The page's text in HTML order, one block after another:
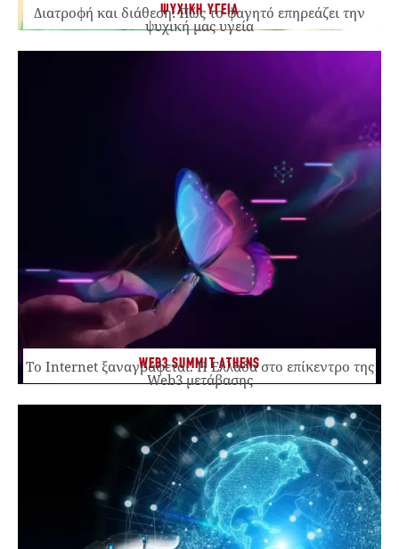
ΨΥΧΙΚΗ ΥΓΕΙΑ
Διατροφή και διάθεση: Πώς το φαγητό επηρεάζει την
ψυχική μας υγεία
WEB3 SUMMIT ATHENS
Το Internet ξαναγράφεται. Η Ελλάδα στο επίκεντρο της
Web3 μετάβασης